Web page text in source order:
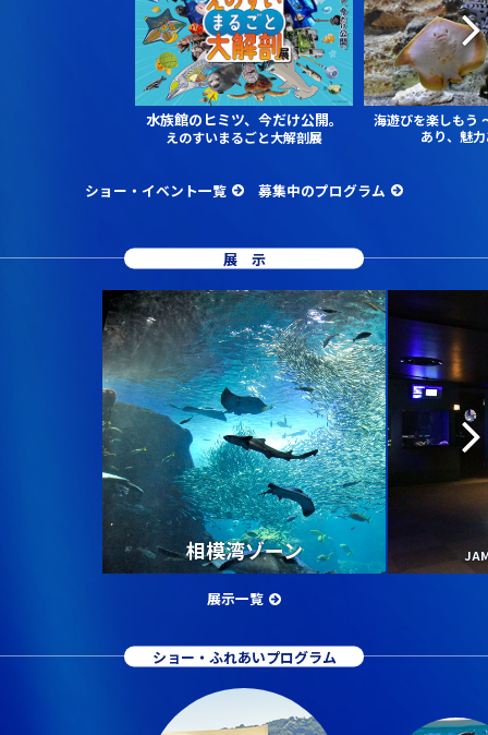
水族館のヒミツ、今だけ公開。
えのすいまるごと大解剖展
海遊びを楽しもう
あり、魅
ショー・イベント一覧 募集中のプログラム
展示
相模湾ゾーン
展示一覧
ショー・ふれあいプログラム